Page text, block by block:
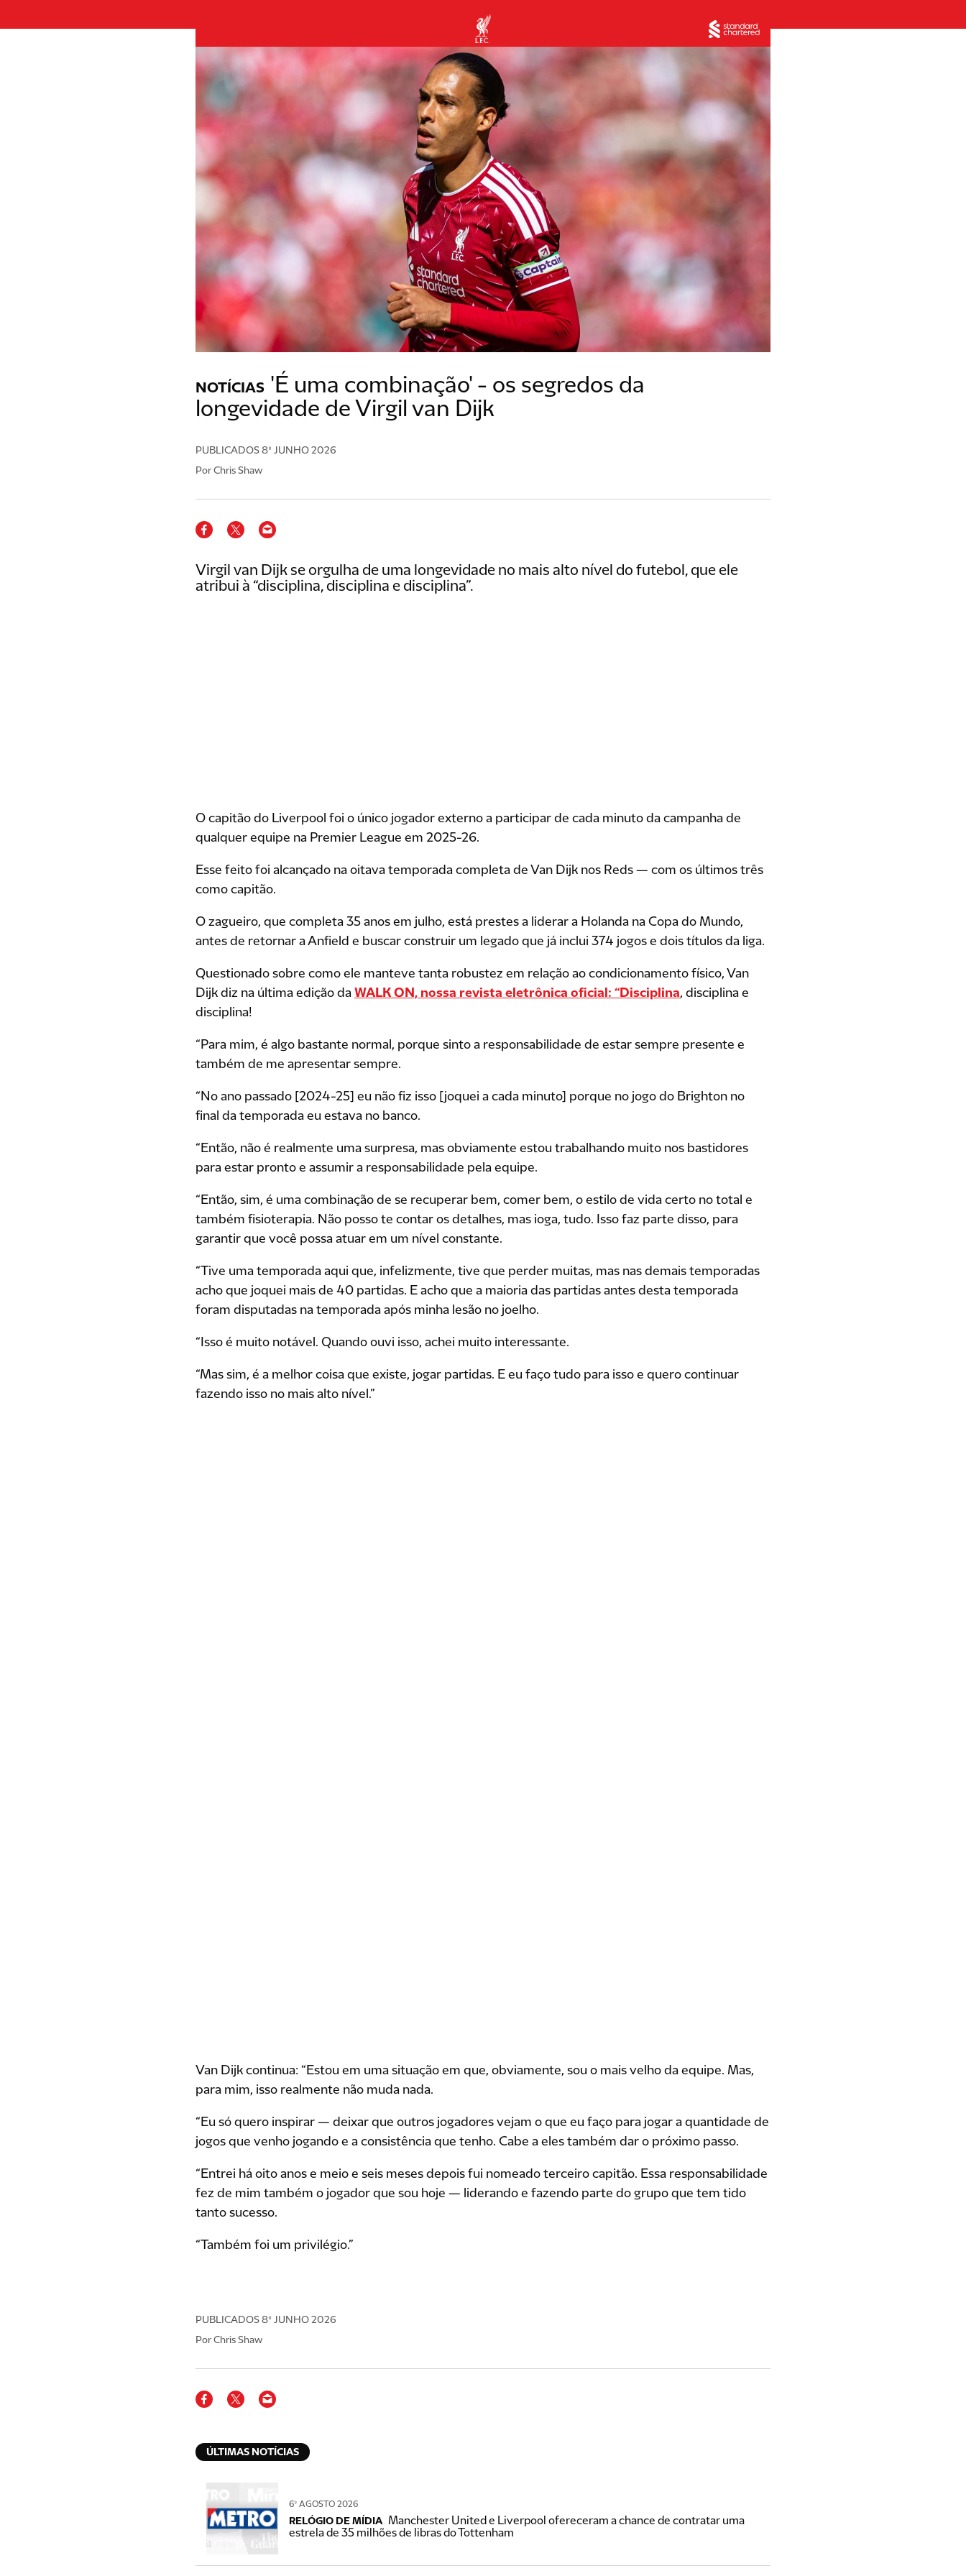
NOTÍCIAS 'É uma combinação' - os segredos da
longevidade de Virgil van Dijk
PUBLICADOS 8º JUNHO 2026
Por Chris Shaw
Virgil van Dijk se orgulha de uma longevidade no mais alto nível do futebol, que ele
atribui à “disciplina, disciplina e disciplina”.
O capitão do Liverpool foi o único jogador externo a participar de cada minuto da campanha de
qualquer equipe na Premier League em 2025-26.
Esse feito foi alcançado na oitava temporada completa de Van Dijk nos Reds — com os últimos três
como capitão.
O zagueiro, que completa 35 anos em julho, está prestes a liderar a Holanda na Copa do Mundo,
antes de retornar a Anfield e buscar construir um legado que já inclui 374 jogos e dois títulos da liga.
Questionado sobre como ele manteve tanta robustez em relação ao condicionamento físico, Van
Dijk diz na última edição da WALK ON, nossa revista eletrônica oficial: “Disciplina, disciplina e
disciplina!
“Para mim, é algo bastante normal, porque sinto a responsabilidade de estar sempre presente e
também de me apresentar sempre.
“No ano passado [2024-25] eu não fiz isso [joquei a cada minuto] porque no jogo do Brighton no
final da temporada eu estava no banco.
“Então, não é realmente uma surpresa, mas obviamente estou trabalhando muito nos bastidores
para estar pronto e assumir a responsabilidade pela equipe.
“Então, sim, é uma combinação de se recuperar bem, comer bem, o estilo de vida certo no total e
também fisioterapia. Não posso te contar os detalhes, mas ioga, tudo. Isso faz parte disso, para
garantir que você possa atuar em um nível constante.
“Tive uma temporada aqui que, infelizmente, tive que perder muitas, mas nas demais temporadas
acho que joquei mais de 40 partidas. E acho que a maioria das partidas antes desta temporada
foram disputadas na temporada após minha lesão no joelho.
“Isso é muito notável. Quando ouvi isso, achei muito interessante.
“Mas sim, é a melhor coisa que existe, jogar partidas. E eu faço tudo para isso e quero continuar
fazendo isso no mais alto nível.”
Van Dijk continua: “Estou em uma situação em que, obviamente, sou o mais velho da equipe. Mas,
para mim, isso realmente não muda nada.
“Eu só quero inspirar — deixar que outros jogadores vejam o que eu faço para jogar a quantidade de
jogos que venho jogando e a consistência que tenho. Cabe a eles também dar o próximo passo.
“Entrei há oito anos e meio e seis meses depois fui nomeado terceiro capitão. Essa responsabilidade
fez de mim também o jogador que sou hoje — liderando e fazendo parte do grupo que tem tido
tanto sucesso.
“Também foi um privilégio.”
PUBLICADOS 8º JUNHO 2026
Por Chris Shaw
ÚLTIMAS NOTÍCIAS
6º AGOSTO 2026
RELÓGIO DE MÍDIA Manchester United e Liverpool ofereceram a chance de contratar uma
estrela de 35 milhões de libras do Tottenham